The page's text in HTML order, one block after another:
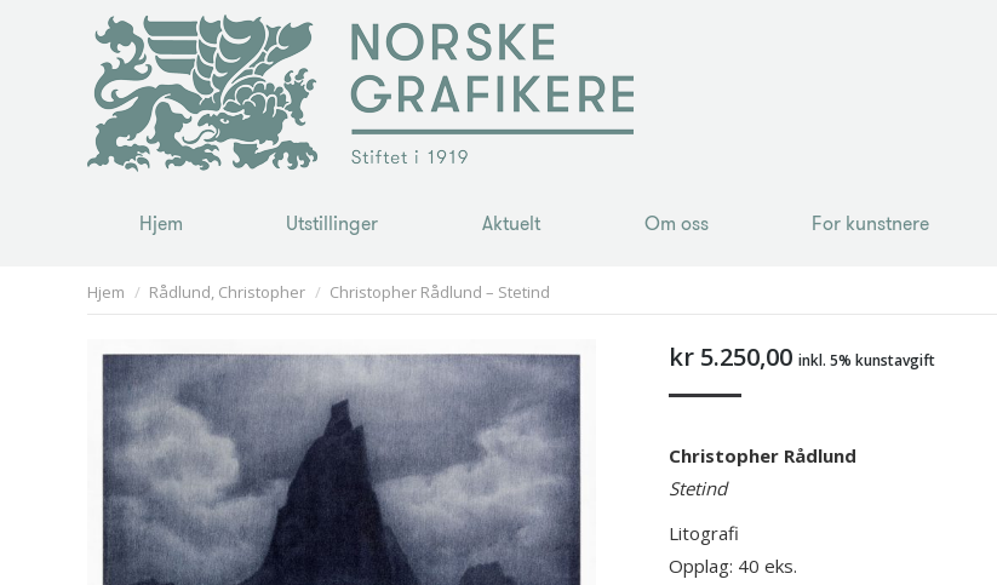
Hjem Utstillinger Aktuelt Om oss For kunstnere
You are here:
Hjem Rådlund, Christopher Christopher Rådlund – Stetind
kr5.250,00 inkl. 5% kunstavgift
Christopher Rådlund
Stetind
Litografi
Opplag: 40 eks.
Hjem Utstillinger Aktuelt